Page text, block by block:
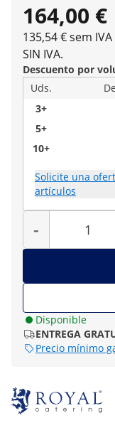
164,00 €
135,54 € sem IVA
SIN IVA.
Descuento por
Uds.
3+
5+
10+
Solicite una
artículos
-
Disponible
ENTREGA
Precio mínimo